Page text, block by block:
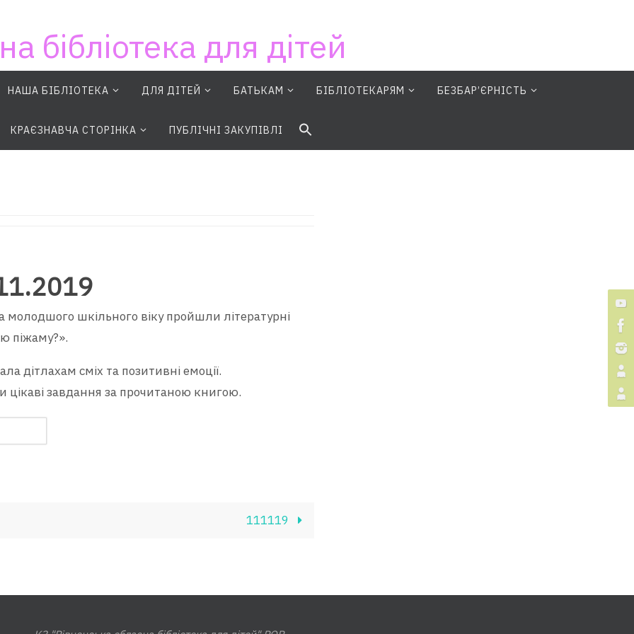
бібліотека для дітей
НАША БІБЛІОТЕКА ДЛЯ ДІТЕЙ БАТЬКАМ БІБЛІОТЕКАРЯМ БЕЗБАР’ЄРНІСТЬ
КРАЄЗНАВЧА СТОРІНКА ПУБЛІЧНІ ЗАКУПІВЛІ
молодшого шкільного віку пройшли літературні
піжаму?».
дітлахам сміх та позитивні емоції.
завдання за прочитаною книгою.
111119